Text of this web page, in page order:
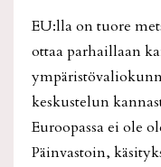
EU:lla on tuore
ottaa parhaillaan
keskustelun
Euroopassa ei ole
Päinvastoin,